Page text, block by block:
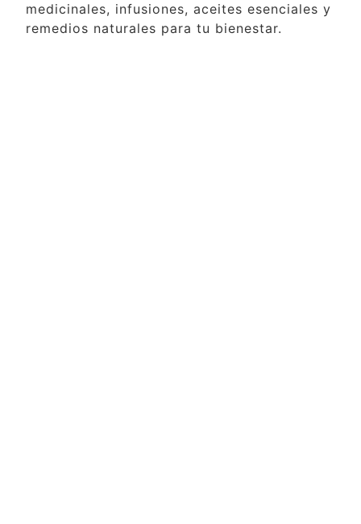
medicinales, infusiones, aceites esenciales y
remedios naturales para tu bienestar.